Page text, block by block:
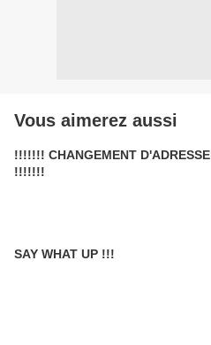
Vous aimerez aussi
!!!!!!! CHANGEMENT D'ADRESSE
!!!!!!!
SAY WHAT UP !!!